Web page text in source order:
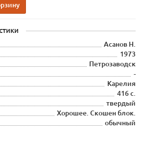
Асанов Н.
1973
Петрозаводск
-
Карелия
416 с.
твердый
Хорошее. Скошен блок.
обычный